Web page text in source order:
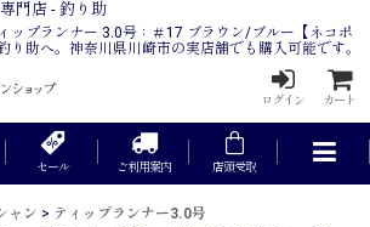
門店 - 釣り助
ップランナー 3.0号：＃17 ブラウン/ブルー【ネコポ
り助へ。神奈川県川崎市の実店舗でも購入可能です。
ログイン カート
セール ご利用案内 店頭受取
ャン > ティップランナー3.0号